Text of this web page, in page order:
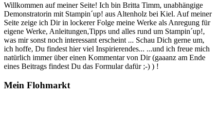
Willkommen auf meiner Seite! Ich bin Britta Timm, unabhängige
Demonstratorin mit Stampin´up! aus Altenholz bei Kiel. Auf meiner
Seite zeige ich Dir in lockerer Folge meine Werke als Anregung für
eigene Werke, Anleitungen,Tipps und alles rund um Stampin´up!,
was mir sonst noch interessant erscheint ... Schau Dich gerne um,
ich hoffe, Du findest hier viel Inspirierendes... ...und ich freue mich
natürlich immer über einen Kommentar von Dir (gaaanz am Ende
eines Beitrags findest Du das Formular dafür ;-) ) !
Mein Flohmarkt